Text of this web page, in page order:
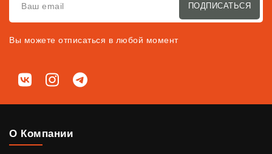
ПОДПИСАТЬСЯ
Вы можете отписаться в любой момент
Мы в соц. сетях
ВКонтактеInstagramTelegram
О Компании